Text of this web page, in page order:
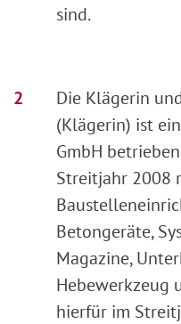
sind.
Die Klägerin
(Klägerin) ist
GmbH
Streitjahr 2008
Betongeräte,
Magazine,
Hebewerkzeug
hierfür im